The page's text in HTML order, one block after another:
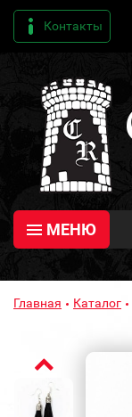
Контакты
МЕНЮ
Главная Каталог